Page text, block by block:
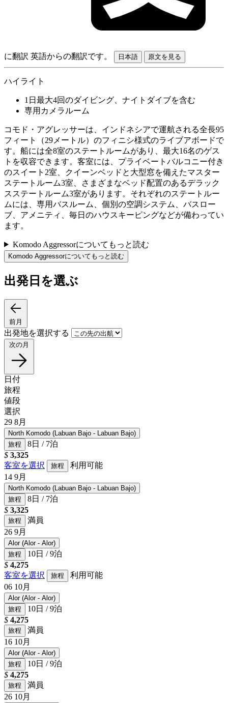
に翻訳 英語からの翻訳です。 日本語 原文を見る
ハイライト
1日最大4回のダイビング、ナイトダイブを含む
専用カメラルーム
コモド・アグレッサーは、インドネシアで運航される全長95
フィート（29メートル）のフィニシ様式のライブアボードで
す。船には全8室のステートルームがあり、最大16名のゲス
トを収容できます。客室には、プライベートバルコニー付き
のスイート2室、クイーンベッドと大型窓を備えたマスター
ステートルーム3室、さまざまなベッド配置のあるデラック
スステートルーム3室があります。それぞれのステートルー
ムには、専用バスルーム、個別の空調システム、バスロー
ブ、アメニティ、毎日のハウスキーピングなどが備わってい
ます。
Komodo Aggressorについてもっと読む
Komodo Aggressorについてもっと読む
出発日を選ぶ
前月
出発地を選択する
次の月
日付
旅程
値段
選択
29 8月
North Komodo (Labuan Bajo - Labuan Bajo)
旅程
8日 / 7泊
$ 3,325
客室を選択
旅程
利用可能
14 9月
North Komodo (Labuan Bajo - Labuan Bajo)
旅程
8日 / 7泊
$ 3,325
旅程
満員
26 9月
Alor (Alor - Alor)
旅程
10日 / 9泊
$ 4,275
客室を選択
旅程
利用可能
06 10月
Alor (Alor - Alor)
旅程
10日 / 9泊
$ 4,275
旅程
満員
16 10月
Alor (Alor - Alor)
旅程
10日 / 9泊
$ 4,275
旅程
満員
26 10月